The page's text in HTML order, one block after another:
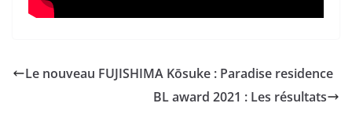
Le nouveau FUJISHIMA Kōsuke : Paradise residence
BL award 2021 : Les résultats